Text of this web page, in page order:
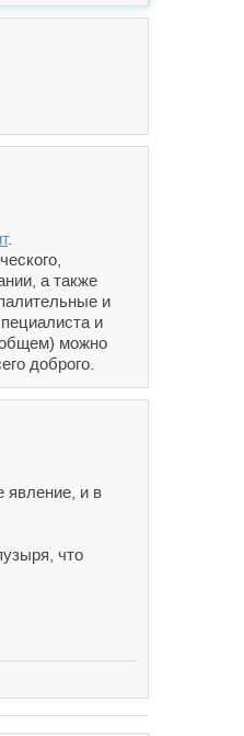
.
а также
и
и
общем) можно
доброго.
явление, и в
что